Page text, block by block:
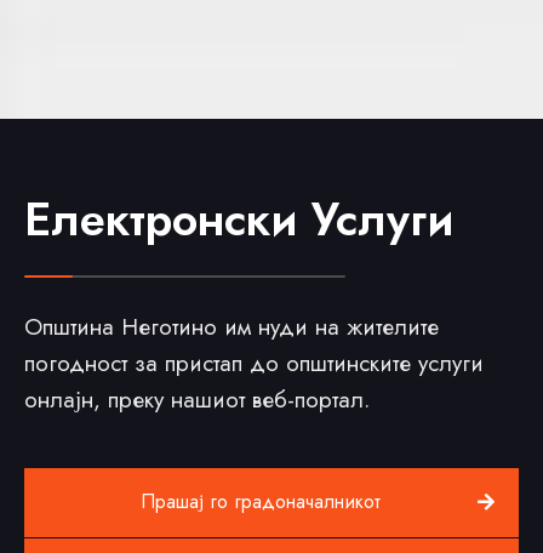
Електронски Услуги
Општина Неготино им нуди на жителите
погодност за пристап до општинските услуги
онлајн, преку нашиот веб-портал.
Прашај го градоначалникот